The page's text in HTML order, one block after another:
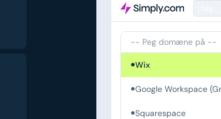
-- Peg domæne på --
Wix
Google Workspace
Squarespace